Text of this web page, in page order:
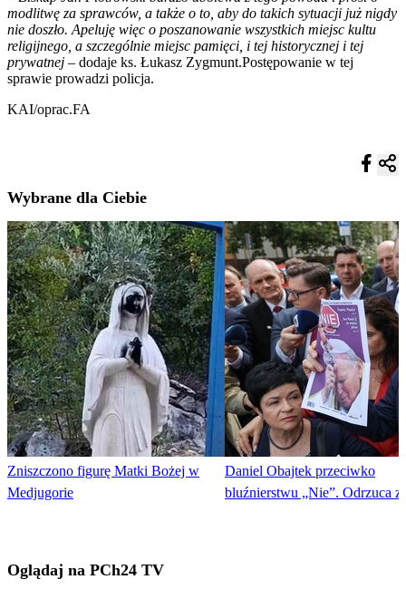
modlitwę za sprawców, a także o to, aby do takich sytuacji już nigdy
nie doszło. Apeluję więc o poszanowanie wszystkich miejsc kultu
religijnego, a szczególnie miejsc pamięci, i tej historycznej i tej
prywatnej – dodaje ks. Łukasz Zygmunt.Postępowanie w tej
sprawie prowadzi policja.
KAI/oprac.FA
Wybrane dla Ciebie
Zniszczono figurę Matki Bożej w
Medjugorie
Daniel Obajtek przeciwko
bluźnierstwu „Nie”. Odrzuca
Oglądaj na PCh24 TV